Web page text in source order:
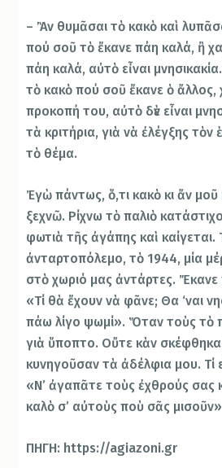
– Ἂν θυμᾶσαι τὸ κακὸ καὶ
πού σοῦ τὸ ἔκανε πάη καλά, ἢ
πάη καλά, αὐτὸ εἶναι
τὸ κακὸ πού σοῦ ἔκανε ὁ ἄλλος,
προκοπή του, αὐτὸ δὲν εἶναι
τὰ κριτήρια, γιὰ νὰ ἐλέγξης
τὸ θέμα.
Ἐγὼ πάντως, ὅ,τι κακὸ κι ἄν
ξεχνῶ. Ρίχνω τὸ παλιὸ
φωτιὰ τῆς ἀγάπης καὶ καίγεται.
ἀνταρτοπόλεμο, τὸ 1944, μία
στὸ χωριό μας ἀντάρτες. Ἔκανε
«Τί θὰ ἔχουν νὰ φᾶνε; Θα ‘ναι
πάω λίγο ψωμί». Ὅταν τοὺς τὸ
γιὰ ὕποπτο. Οὔτε κὰν
κυνηγοῦσαν τὰ ἀδέλφια μου. Τί
«Ν’ ἀγαπᾶτε τοὺς ἐχθρούς σας
καλὸ σ’ αὐτοὺς ποὺ σᾶς
ΠΗΓΗ: https://agiazoni.gr